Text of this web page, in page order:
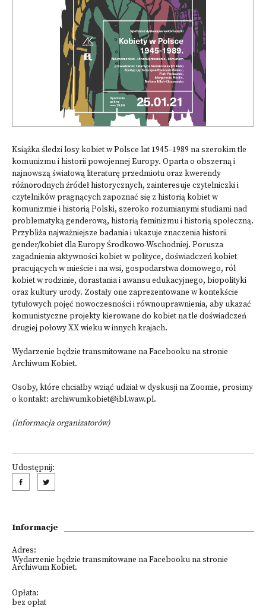
Książka śledzi losy kobiet w Polsce lat 1945–1989 na szerokim tle
komunizmu i historii powojennej Europy. Oparta o obszerną i
najnowszą światową literaturę przedmiotu oraz kwerendy
różnorodnych źródeł historycznych, zainteresuje czytelniczki i
czytelników pragnących zapoznać się z historią kobiet w
komunizmie i historią Polski, szeroko rozumianymi studiami nad
problematyką genderową, historią feminizmu i historią społeczną.
Przybliża najważniejsze badania i ukazuje znaczenia historii
gender/kobiet dla Europy Środkowo-Wschodniej. Porusza
zagadnienia aktywności kobiet w polityce, doświadczeń kobiet
pracujących w mieście i na wsi, gospodarstwa domowego, ról
kobiet w rodzinie, dorastania i awansu edukacyjnego, biopolityki
oraz kultury urody. Zostały one zaprezentowane w kontekście
tytułowych pojęć nowoczesności i równouprawnienia, aby ukazać
komunistyczne projekty kierowane do kobiet na tle doświadczeń
drugiej połowy XX wieku w innych krajach.
Wydarzenie będzie transmitowane na Facebooku na stronie
Archiwum Kobiet.
Osoby, które chciałby wziąć udział w dyskusji na Zoomie, prosimy
o kontakt: archiwumkobiet@ibl.waw.pl.
(informacja organizatorów)
Udostępnij:
Informacje
Adres:
Wydarzenie będzie transmitowane na Facebooku na stronie
Archiwum Kobiet.
Opłata:
bez opłat